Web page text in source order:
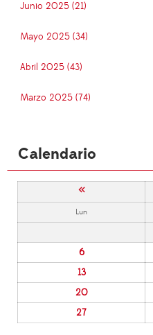
Junio 2025 (21)
Mayo 2025 (34)
Abril 2025 (43)
Marzo 2025 (74)
Calendario
«
Lun
6
13
20
27